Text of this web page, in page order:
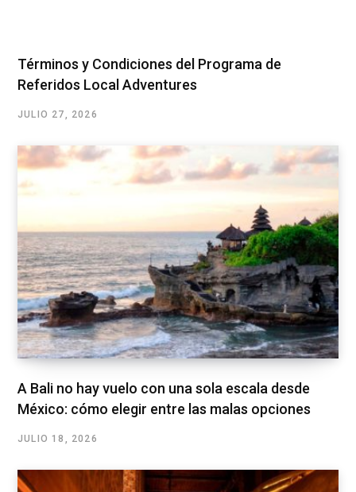
Términos y Condiciones del Programa de
Referidos Local Adventures
JULIO 27, 2026
A Bali no hay vuelo con una sola escala desde
México: cómo elegir entre las malas opciones
JULIO 18, 2026